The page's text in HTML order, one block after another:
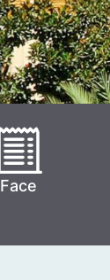
Face